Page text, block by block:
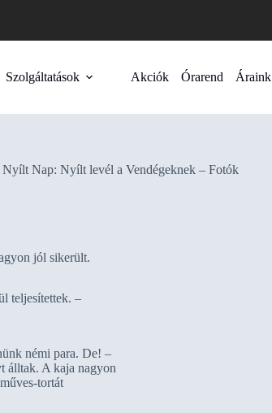
Szolgáltatások Akciók Órarend Áraink
Nyílt Nap: Nyílt levél a Vendégeknek – Fotók
jól sikerült.
teljesítettek. –
némi para. De! –
álltak. A kaja nagyon
tortát